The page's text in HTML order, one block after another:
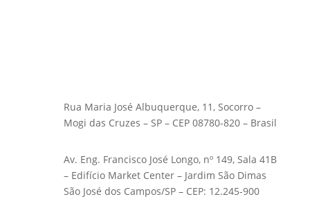
Rua Maria José Albuquerque, 11, Socorro –
Mogi das Cruzes – SP – CEP 08780-820 – Brasil
Av. Eng. Francisco José Longo, nº 149, Sala 41B
– Edifício Market Center – Jardim São Dimas
São José dos Campos/SP – CEP: 12.245-900